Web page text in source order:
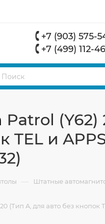
+7 (903) 575-
+7 (499) 112-
(Y62)
и
— Штатные
A, для авто без кнопок